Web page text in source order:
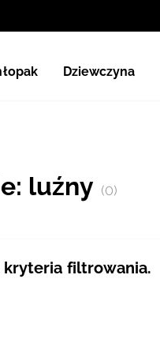
Dziewczyna
luźny (0)
kryteria filtrowania.